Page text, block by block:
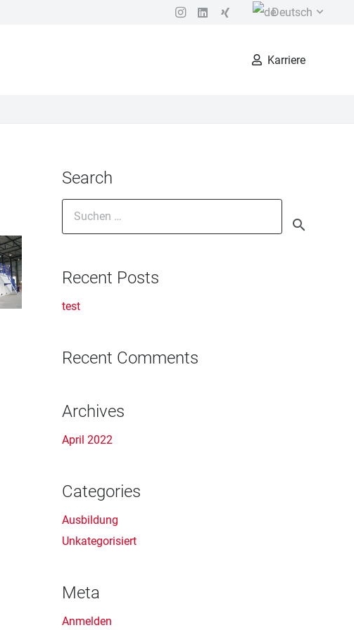
Deutsch
Karriere
Search
nach:
Recent Posts
test
Recent Comments
Archives
April 2022
Categories
Ausbildung
Unkategorisiert
Meta
Anmelden